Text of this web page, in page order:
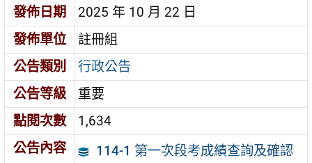
發佈日期
2025 年 10 月 22 日
發佈單位
註冊組
公告類別
行政公告
公告等級
重要
點閱次數
1,634
公告內容
114-1 第一次段考成績查詢及確認